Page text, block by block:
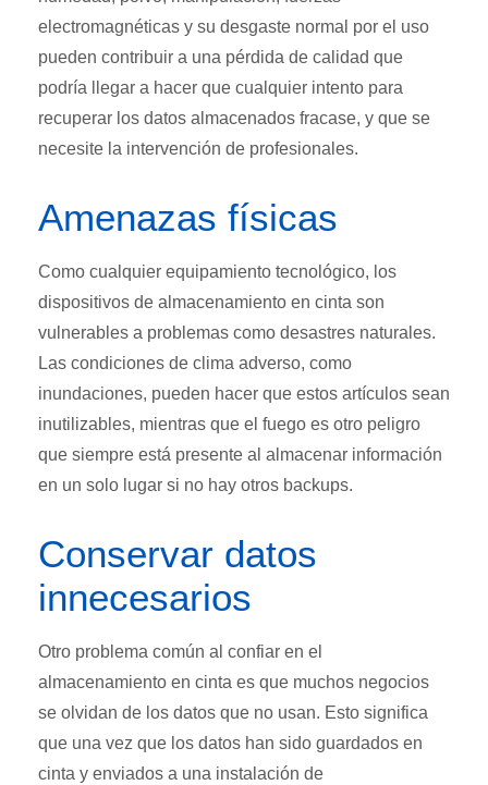
electromagnéticas y su desgaste normal por el uso
pueden contribuir a una pérdida de calidad que
podría llegar a hacer que cualquier intento para
recuperar los datos almacenados fracase, y que se
necesite la intervención de profesionales.
Amenazas físicas
Como cualquier equipamiento tecnológico, los
dispositivos de almacenamiento en cinta son
vulnerables a problemas como desastres naturales.
Las condiciones de clima adverso, como
inundaciones, pueden hacer que estos artículos sean
inutilizables, mientras que el fuego es otro peligro
que siempre está presente al almacenar información
en un solo lugar si no hay otros backups.
Conservar datos
innecesarios
Otro problema común al confiar en el
almacenamiento en cinta es que muchos negocios
se olvidan de los datos que no usan. Esto significa
que una vez que los datos han sido guardados en
cinta y enviados a una instalación de